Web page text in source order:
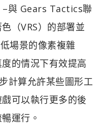
與 Gears Tactics聯
（VRS）的部署並
場景的像素複雜
的情況下有效提高
計算允許某些圖形工
可以執行更多的後
運行。